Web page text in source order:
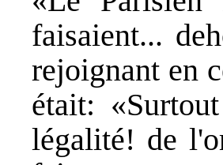
faisaient...
rejoignant en
était:
légalité! de